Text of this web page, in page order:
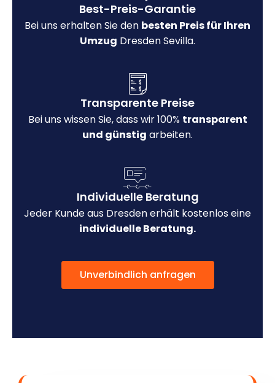
Best-Preis-Garantie
Bei uns erhalten Sie den besten Preis für Ihren
Umzug Dresden Sevilla.
Transparente Preise
Bei uns wissen Sie, dass wir 100% transparent
und günstig arbeiten.
Individuelle Beratung
Jeder Kunde aus Dresden erhält kostenlos eine
individuelle Beratung.
Unverbindlich anfragen